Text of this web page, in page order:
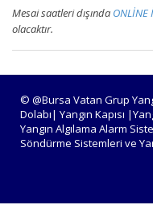
Mesai saatleri dışında ONLİNE
olacaktır.
© @Bursa Vatan Grup
Dolabı| Yangın Kapısı
Yangın Algılama Alarm
Söndürme Sistemleri ve